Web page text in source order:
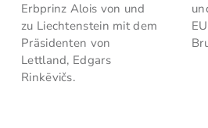
Erbprinz Alois von und
zu Liechtenstein mit dem
Präsidenten von
Lettland, Edgars
Rinkēvičs.